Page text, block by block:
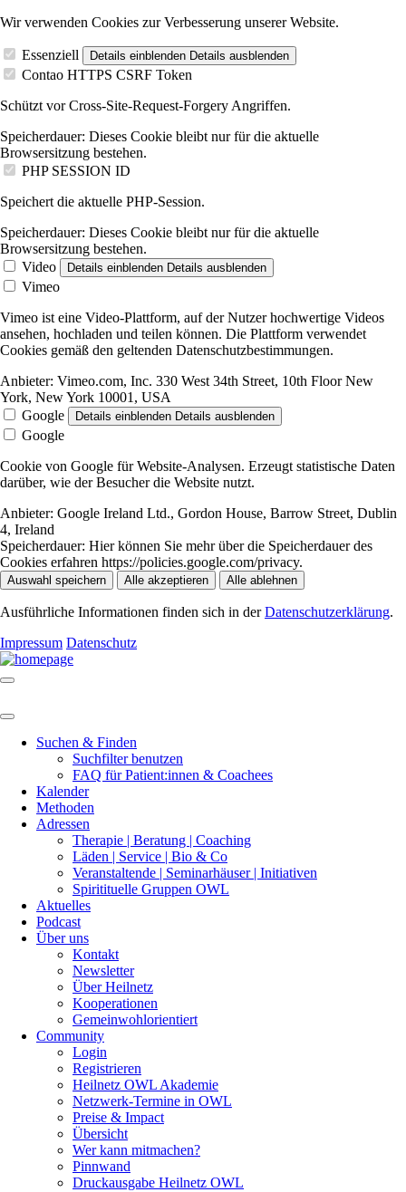
Wir verwenden Cookies zur Verbesserung unserer Website.
Essenziell Details einblenden Details ausblenden
Contao HTTPS CSRF Token
Schützt vor Cross-Site-Request-Forgery Angriffen.
Speicherdauer: Dieses Cookie bleibt nur für die aktuelle
Browsersitzung bestehen.
PHP SESSION ID
Speichert die aktuelle PHP-Session.
Speicherdauer: Dieses Cookie bleibt nur für die aktuelle
Browsersitzung bestehen.
Video
Details einblenden Details ausblenden
Vimeo
Vimeo ist eine Video-Plattform, auf der Nutzer hochwertige Videos
ansehen, hochladen und teilen können. Die Plattform verwendet
Cookies gemäß den geltenden Datenschutzbestimmungen.
Anbieter: Vimeo.com, Inc. 330 West 34th Street, 10th Floor New
York, New York 10001, USA
Google
Details einblenden Details ausblenden
Google
Cookie von Google für Website-Analysen. Erzeugt statistische Daten
darüber, wie der Besucher die Website nutzt.
Anbieter: Google Ireland Ltd., Gordon House, Barrow Street, Dublin
4, Ireland
Speicherdauer: Hier können Sie mehr über die Speicherdauer des
Cookies erfahren https://policies.google.com/privacy.
Auswahl speichern Alle akzeptieren Alle ablehnen
Ausführliche Informationen finden sich in derDatenschutzerklärung.
Impressum Datenschutz
Suchen & Finden
Suchfilter benutzen
FAQ für Patient:innen & Coachees
Kalender
Methoden
Adressen
Therapie | Beratung | Coaching
Läden | Service | Bio & Co
Veranstaltende | Seminarhäuser | Initiativen
Spiritituelle Gruppen OWL
Aktuelles
Podcast
Über uns
Kontakt
Newsletter
Über Heilnetz
Kooperationen
Gemeinwohlorientiert
Community
Login
Registrieren
Heilnetz OWL Akademie
Netzwerk-Termine in OWL
Preise & Impact
Übersicht
Wer kann mitmachen?
Pinnwand
Druckausgabe Heilnetz OWL